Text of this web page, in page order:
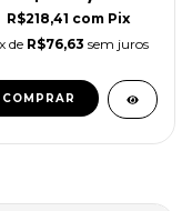
R$218,41 com Pix
x de R$76,63 sem juros
COMPRAR